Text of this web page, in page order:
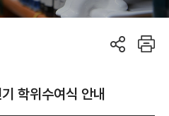
학위수여식 안내